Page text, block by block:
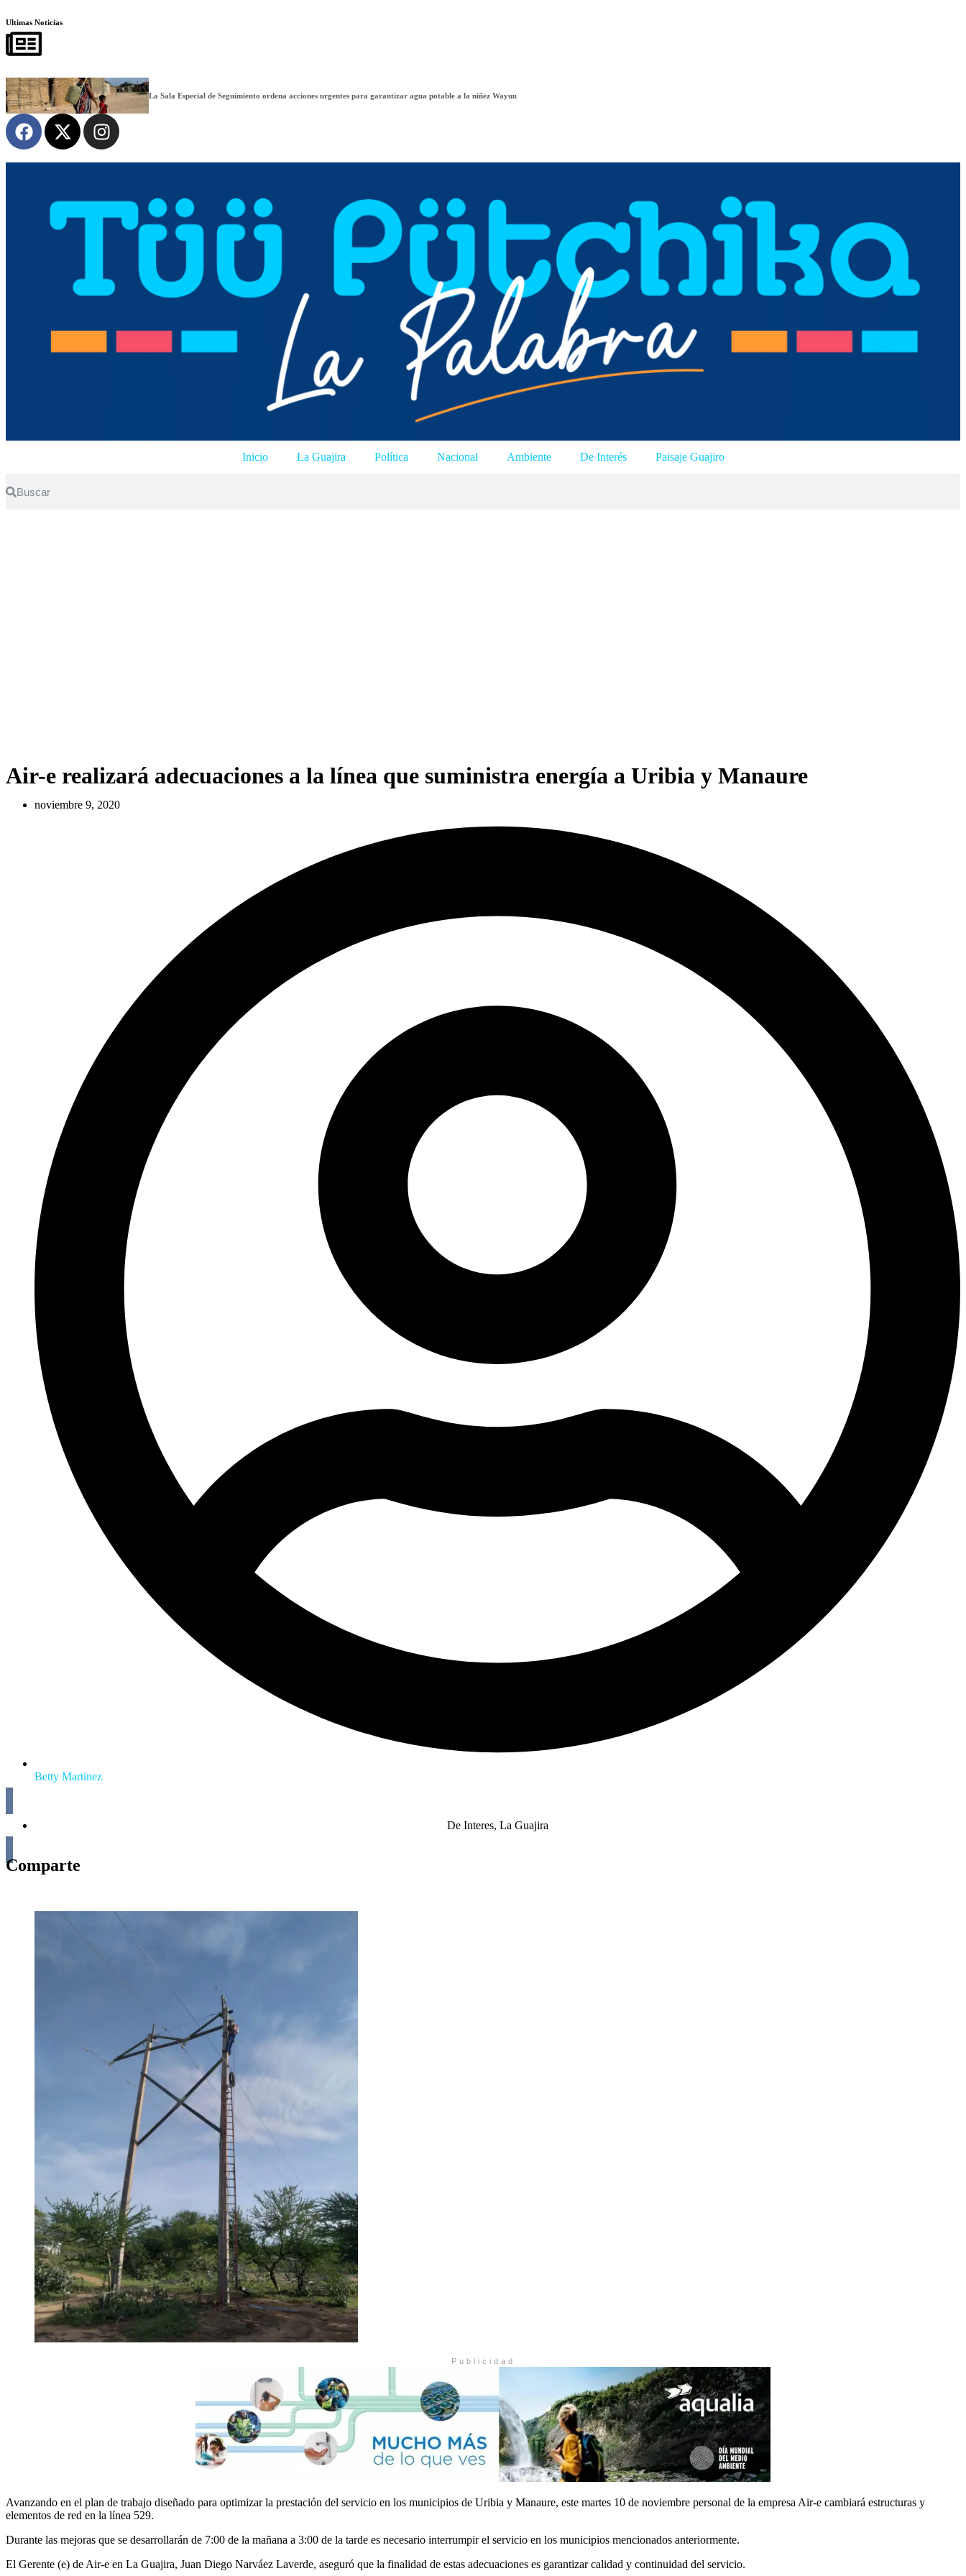
Ultimas Noticias
La Sala Especial de Seguimiento ordena acciones urgentes para garantizar agua potable a la niñez Wayuu
Inicio La Guajira Política Nacional Ambiente De Interés Paisaje Guajiro
Air-e realizará adecuaciones a la línea que suministra energía a Uribia y Manaure
noviembre 9, 2020
Betty Martinez
De Interes, La Guajira
Comparte
Publicidad
Avanzando en el plan de trabajo diseñado para optimizar la prestación del servicio en los municipios de Uribia y Manaure, este martes 10 de noviembre personal de la empresa Air-e cambiará estructuras y
elementos de red en la línea 529.
Durante las mejoras que se desarrollarán de 7:00 de la mañana a 3:00 de la tarde es necesario interrumpir el servicio en los municipios mencionados anteriormente.
El Gerente (e) de Air-e en La Guajira, Juan Diego Narváez Laverde, aseguró que la finalidad de estas adecuaciones es garantizar calidad y continuidad del servicio.